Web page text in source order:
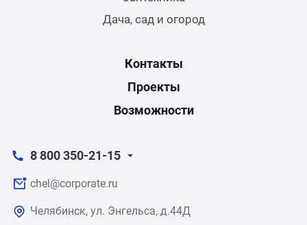
Дача, сад и огород
Контакты
Проекты
Возможности
8 800 350-21-15
chel@corporate.ru
Челябинск, ул. Энгельса, д.44Д